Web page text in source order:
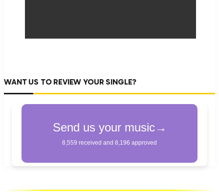
WANT US TO REVIEW YOUR SINGLE?